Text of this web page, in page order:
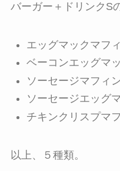
バーガー＋ドリンクS
エッグマックマフ
ベーコンエッグマ
ソーセージマフィ
ソーセージエッグ
チキンクリスプマ
以上、５種類。